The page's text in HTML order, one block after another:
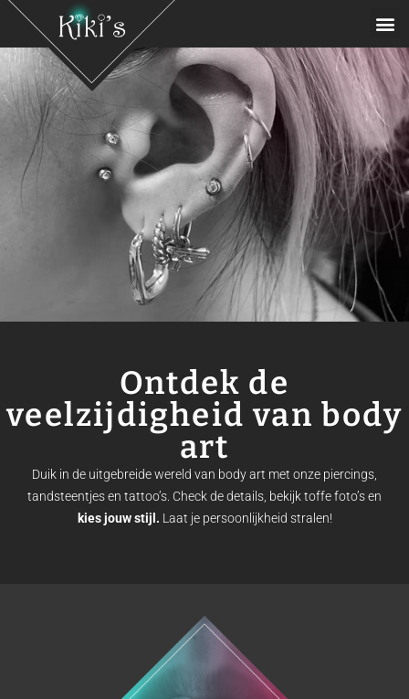
Ontdek de
veelzijdigheid van body
art
Duik in de uitgebreide wereld van body art met onze piercings,
tandsteentjes en tattoo’s. Check de details, bekijk toffe foto’s en
kies jouw stijl. Laat je persoonlijkheid stralen!